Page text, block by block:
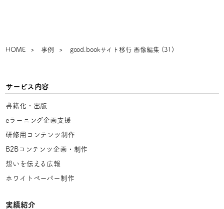
HOME 事例 good.bookサイト移行 画像編集 (31)
サービス内容
書籍化・出版
eラーニング企画支援
研修用コンテンツ制作
B2Bコンテンツ企画・制作
想いを伝える広報
ホワイトペーパー制作
実績紹介